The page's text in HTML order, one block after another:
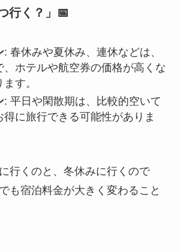
行く？」📅
: 春休みや夏休み、連休などは、
、ホテルや航空券の価格が高くな
す。
: 平日や閑散期は、比較的空いて
得に旅行できる可能性がありま
行くのと、冬休みに行くので
も宿泊料金が大きく変わること